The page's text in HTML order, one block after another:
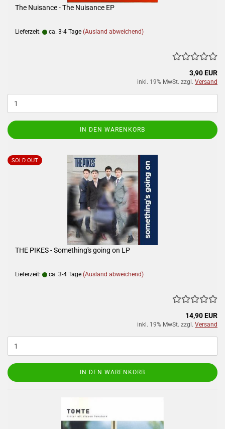
The Nuisance - The Nuisance EP
Lieferzeit: ca. 3-4 Tage (Ausland abweichend)
3,90 EUR
inkl. 19% MwSt. zzgl. Versand
IN DEN WARENKORB
SOLD OUT
THE PIKES - Something's going on LP
Lieferzeit: ca. 3-4 Tage (Ausland abweichend)
14,90 EUR
inkl. 19% MwSt. zzgl. Versand
IN DEN WARENKORB